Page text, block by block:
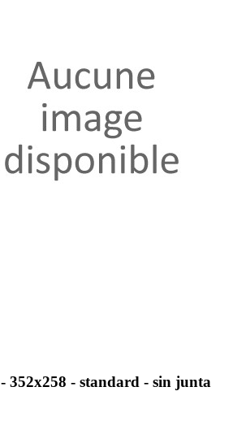
352x258 - standard - sin junta